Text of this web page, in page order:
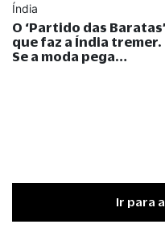
Índia
O ‘Partido das Baratas’
que faz a Índia tremer.
Se a moda pega…
Ir para